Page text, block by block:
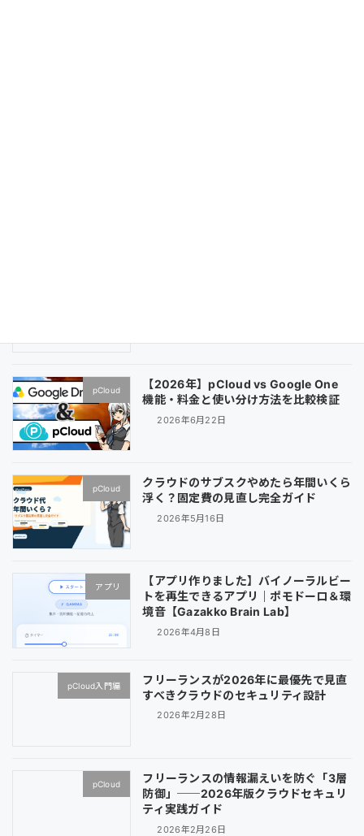
pCloud
【2026年】pCloud vs Google One
機能・料金と使い分け方法を比較検証
2026年6月22日
pCloud
クラウドのサブスクやめたら年間いくら
浮く？固定費の見直し完全ガイド
2026年5月16日
アプリ
【アプリ作りました】バイノーラルビー
トを再生できるアプリ｜ポモドーロ＆環
境音【Gazakko Brain Lab】
2026年4月8日
pCloud入門編
フリーランスが2026年に最優先で見直
すべきクラウドのセキュリティ設計
2026年2月28日
pCloud
フリーランスの情報漏えいを防ぐ「3層
防御」──2026年版クラウドセキュリ
ティ実践ガイド
2026年2月26日